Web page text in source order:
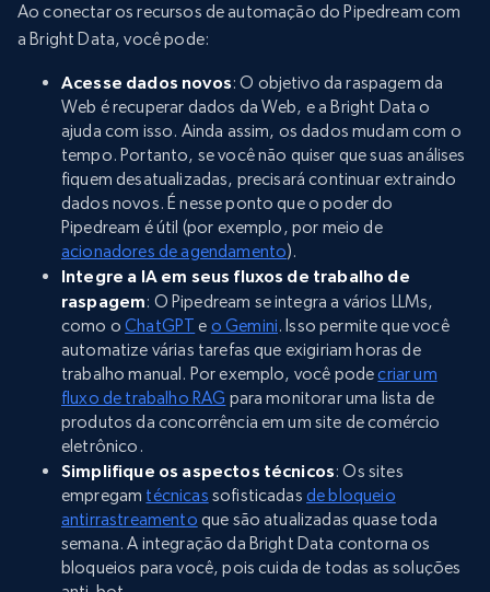
Ao conectar os recursos de automação do Pipedream com
a Bright Data, você pode:
Acesse dados novos: O objetivo da raspagem da
Web é recuperar dados da Web, e a Bright Data o
ajuda com isso. Ainda assim, os dados mudam com o
tempo. Portanto, se você não quiser que suas análises
fiquem desatualizadas, precisará continuar extraindo
dados novos. É nesse ponto que o poder do
Pipedream é útil (por exemplo, por meio de
acionadores de agendamento).
Integre a IA em seus fluxos de trabalho de
raspagem: O Pipedream se integra a vários LLMs,
como oChatGPT e o Gemini. Isso permite que você
automatize várias tarefas que exigiriam horas de
trabalho manual. Por exemplo, você podecriar um
fluxo de trabalho RAG para monitorar uma lista de
produtos da concorrência em um site de comércio
eletrônico.
Simplifique os aspectos técnicos: Os sites
empregam técnicas sofisticadas de bloqueio
antirrastreamento que são atualizadas quase toda
semana. A integração da Bright Data contorna os
bloqueios para você, pois cuida de todas as soluções